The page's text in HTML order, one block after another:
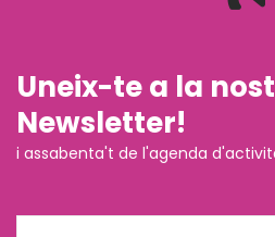
Uneix-te a la
Newsletter!
i assabenta't de l'agenda